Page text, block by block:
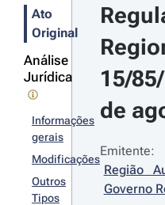
Ato
Original
Análise
Jurídica
Informações
gerais
Modificações
Outros
Tipos
15/
de
Emitente:
Região
Governo